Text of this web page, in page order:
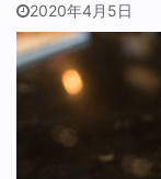
2020年4月5日